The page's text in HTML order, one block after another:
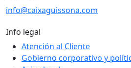
info@caixaguissona.com
Info legal
Atención al Cliente
Gobierno corporativo y